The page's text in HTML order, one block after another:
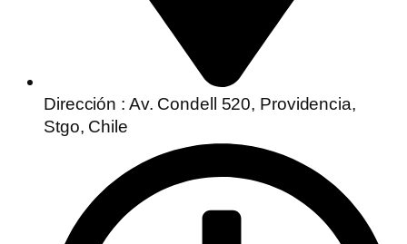
Dirección : Av. Condell 520, Providencia,
Stgo, Chile